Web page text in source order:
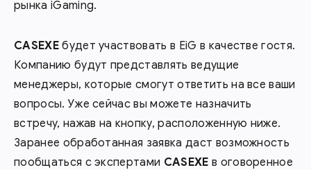
рынка iGaming.
CASEXEбудет участвовать в EiG в качестве гостя.
Компанию будут представлять ведущие
менеджеры, которые смогут ответить на все ваши
вопросы. Уже сейчас вы можете назначить
встречу, нажав на кнопку, расположенную ниже.
Заранее обработанная заявка даст возможность
пообщаться с экспертами CASEXE в оговоренное